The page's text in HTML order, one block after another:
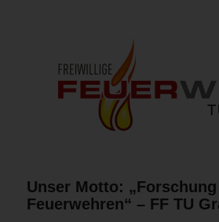
Unser Motto:
Feuerwehren“ – FF TU